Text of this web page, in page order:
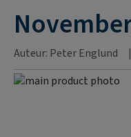
Auteur: Peter Englund |
Ga